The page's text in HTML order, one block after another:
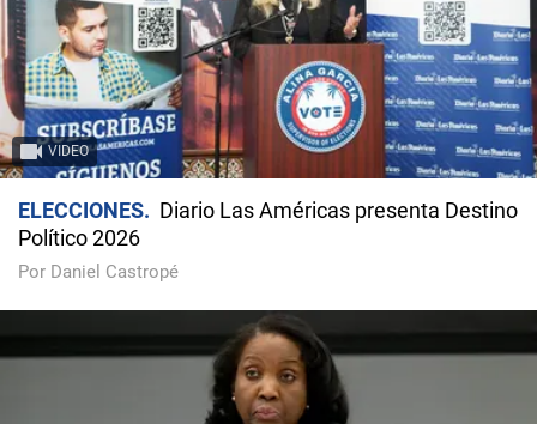
VIDEO
ELECCIONES
Diario Las Américas presenta Destino
Político 2026
Por Daniel Castropé